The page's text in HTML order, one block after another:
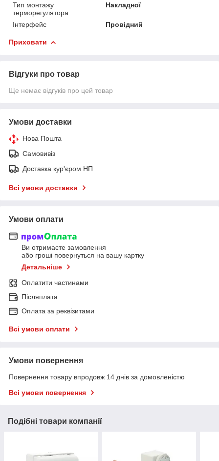
Тип монтажу
терморегулятора
Накладної
Інтерфейс Провідний
Приховати
Відгуки про товар
Ще немає відгуків про цей товар
Умови доставки
Нова Пошта
Самовивіз
Доставка кур'єром НП
Всі умови доставки
Умови оплати
Ви отримаєте замовлення
або гроші повернуться на вашу картку
Детальніше
Оплатити частинами
Післяплата
Оплата за реквізитами
Всі умови оплати
Умови повернення
Повернення товару впродовж 14 днів за домовленістю
Всі умови повернення
Подібні товари компанії